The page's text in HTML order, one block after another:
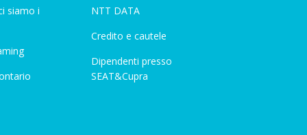
siamo i
NTT DATA
Credito e cautele
Dipendenti presso
SEAT&Cupra